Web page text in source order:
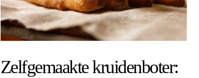
Zelfgemaakte kruidenboter: